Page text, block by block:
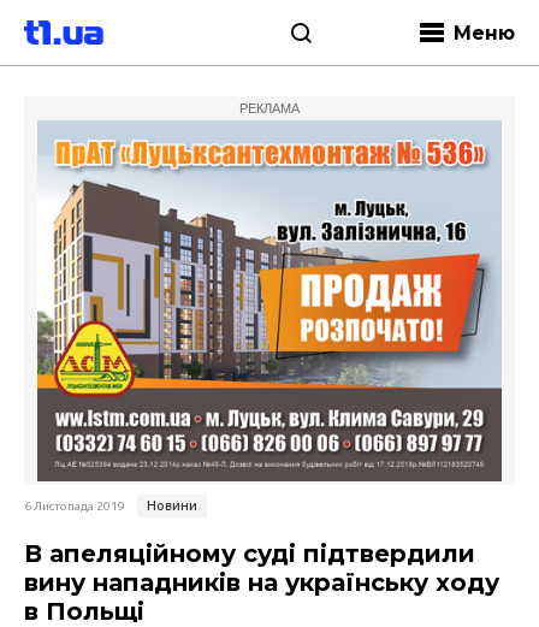
Меню
РЕКЛАМА
6 Листопада 2019 Новини
В апеляційному суді підтвердили
вину нападників на українську ходу
в Польщі